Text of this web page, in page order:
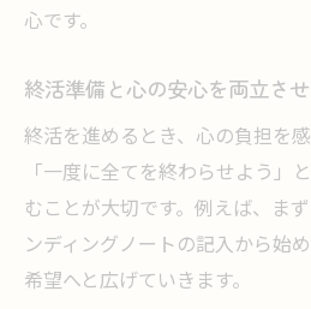
心です。
終活準備と心の安心を両立さ
終活を進めるとき、心の負担を
「一度に全てを終わらせよう」
むことが大切です。例えば、ま
ンディングノートの記入から始
希望へと広げていきます。